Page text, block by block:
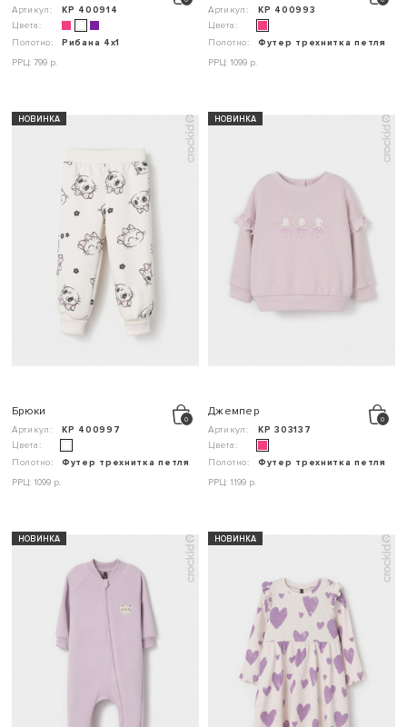
Артикул:
КР 400914
Цвета:
Полотно:
Рибана 4х1
РРЦ: 799 р.
Артикул:
КР 400993
Цвета:
Полотно:
Футер трехнитка петля
РРЦ: 1099 р.
НОВИНКА
Брюки
Артикул:
КР 400997
Цвета:
Полотно:
Футер трехнитка петля
РРЦ: 1099 р.
НОВИНКА
Джемпер
Артикул:
КР 303137
Цвета:
Полотно:
Футер трехнитка петля
РРЦ: 1199 р.
НОВИНКА НОВИНКА